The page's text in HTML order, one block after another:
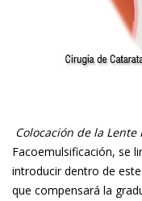
Colocación de la
Facoemulsificación, se
introducir dentro de
que compensará la